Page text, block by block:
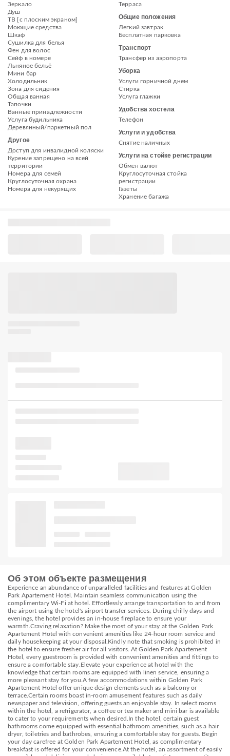
Зеркало
Душ
ТВ [с плоским экраном]
Моющие средства
Шкаф
Сушилка для белья
Фен для волос
Сейф в номере
Льняное бельё
Мини бар
Холодильник
Зона для сидения
Общая ванная
Тапочки
Ванные принадлежности
Услуга будильника
Деревянный/паркетный пол
Другое
Доступ для инвалидной коляски
Курение запрещено на всей
территории
Номера для семей
Круглосуточная охрана
Номера для некурящих
Терраса
Общие положения
Легкий завтрак
Бесплатная парковка
Транспорт
Трансфер из аэропорта
Уборка
Услуги горничной днем
Стирка
Услуга глажки
Удобства хостела
Телефон
Услуги и удобства
Снятие наличных
Услуги на стойке регистрации
Обмен валют
Круглосуточная стойка
регистрации
Газеты
Хранение багажа
Об этом объекте размещения
Experience an abundance of unparalleled facilities and features at Golden
Park Apartement Hotel. Maintain seamless communication using the
complimentary Wi-Fi at hotel. Effortlessly arrange transportation to and from
the airport using the hotel's airport transfer services. During chilly days and
evenings, the hotel provides an in-house fireplace to ensure your
warmth.Craving relaxation? Make the most of your stay at the Golden Park
Apartement Hotel with convenient amenities like 24-hour room service and
daily housekeeping at your disposal.Kindly note that smoking is prohibited in
the hotel to ensure fresher air for all visitors. At Golden Park Apartement
Hotel, every guestroom is provided with convenient amenities and fittings to
ensure a comfortable stay.Elevate your experience at hotel with the
knowledge that certain rooms are equipped with linen service, ensuring a
more pleasant stay for you.A few accommodations within Golden Park
Apartement Hotel offer unique design elements such as a balcony or
terrace.Certain rooms boast in-room amusement features such as daily
newspaper and television, offering guests an enjoyable stay. In select rooms
within the hotel, a refrigerator, a coffee or tea maker and mini bar is available
to cater to your requirements when desired.In the hotel, certain guest
bathrooms come equipped with essential bathroom amenities, such as a hair
dryer, toiletries and bathrobes, ensuring a comfortable stay for guests. Begin
your day carefree at Golden Park Apartement Hotel, as complimentary
breakfast is offered for your convenience.At the hotel, an assortment of easily